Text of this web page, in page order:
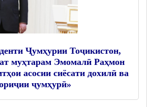
Ҷумҳурии Тоҷикистон,
муҳтарам Эмомалӣ Раҳмон
асосии сиёсати дохилӣ ва
ҷумҳурӣ»